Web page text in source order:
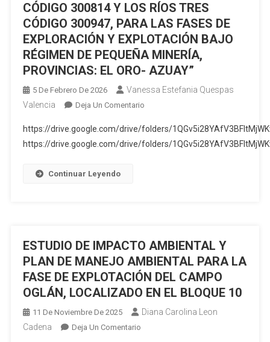
CÓDIGO 300814 Y LOS RÍOS TRES
CÓDIGO 300947, PARA LAS FASES DE
EXPLORACIÓN Y EXPLOTACIÓN BAJO
RÉGIMEN DE PEQUEÑA MINERÍA,
PROVINCIAS: EL ORO- AZUAY”
5 De Febrero De 2026
Vanessa Estefania Quespas
Valencia
Deja Un ComentarioEn
DE
IMPACTO
DE
LAS
CONCESIONES
LOS
RÍOS
https://drive.google.com/drive/folders/
https://drive.google.com/drive/folders/
Continuar Leyendo
ESTUDIO DE IMPACTO AMBIENTAL Y
PLAN DE MANEJO AMBIENTAL PARA LA
FASE DE EXPLOTACIÓN DEL CAMPO
OGLÁN, LOCALIZADO EN EL BLOQUE 10
11 De Noviembre De 2025
Diana Carolina Leon
Cadena
Deja Un ComentarioEn